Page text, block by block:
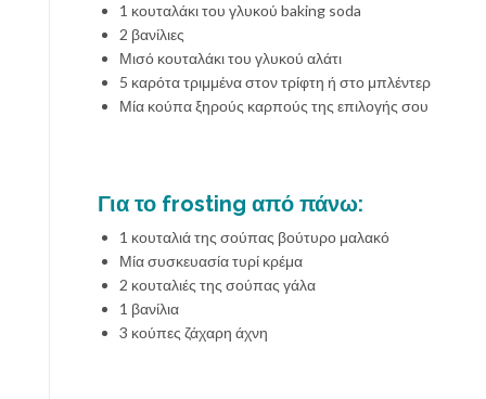
1 κουταλάκι του γλυκού baking soda
2 βανίλιες
Μισό κουταλάκι του γλυκού αλάτι
5 καρότα τριμμένα στον τρίφτη ή στο μπλέντερ
Μία κούπα ξηρούς καρπούς της επιλογής σου
Για το frosting από πάνω:
1 κουταλιά της σούπας βούτυρο μαλακό
Μία συσκευασία τυρί κρέμα
2 κουταλιές της σούπας γάλα
1 βανίλια
3 κούπες ζάχαρη άχνη